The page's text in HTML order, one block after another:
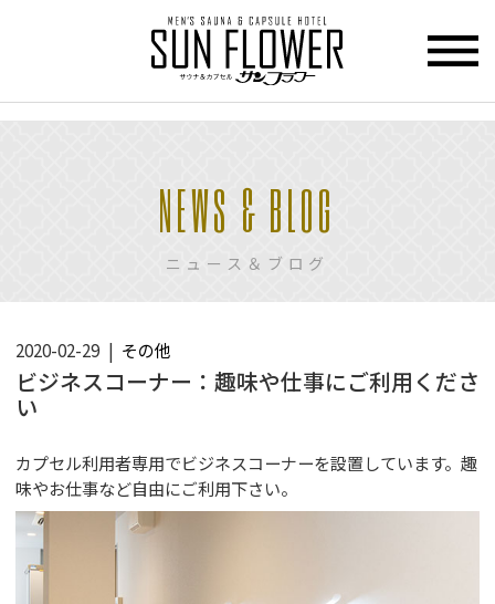
トップページ
カプセル ホテル
SAUNA サウナ
PRICE 料金
GUIDANCE
NEWS & BLOG
ニュース＆ブログ
2020-02-29 その他
ビジネスコーナー：趣味や仕事にご利用くださ
い
カプセル利用者専用でビジネスコーナーを設置しています。趣
味やお仕事など自由にご利用下さい。